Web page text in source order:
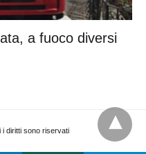
a fuoco diversi
diritti sono riservati